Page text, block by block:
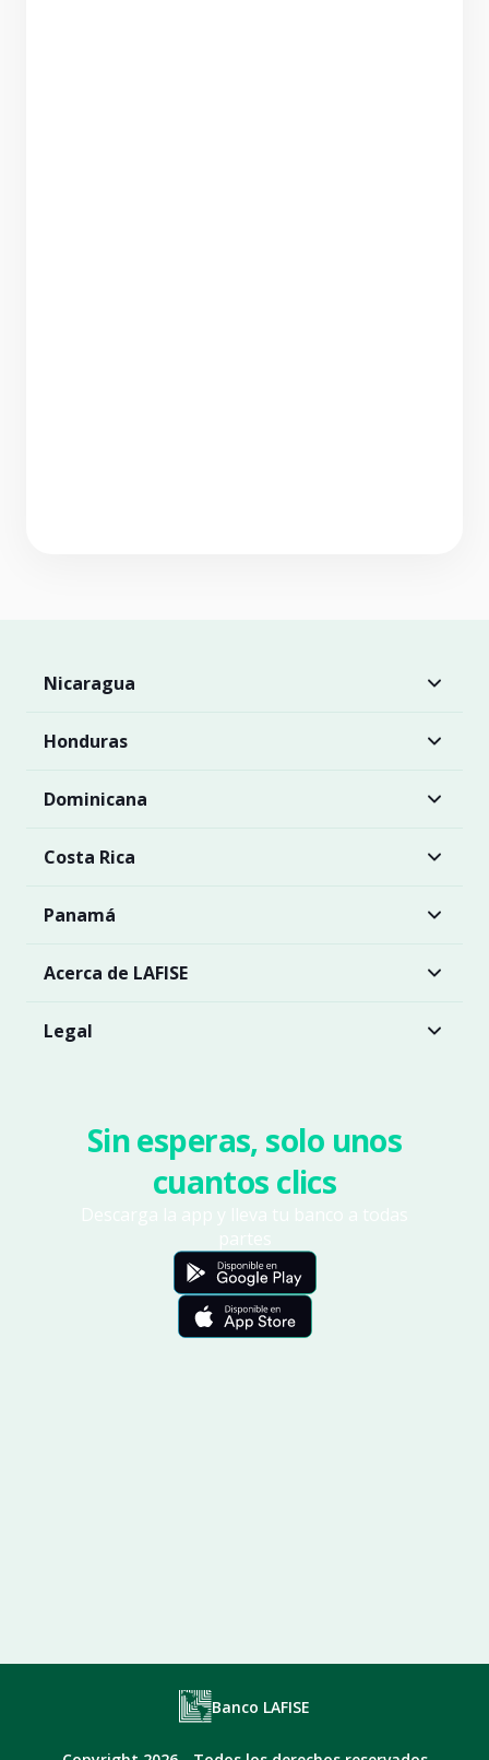
Nicaragua
Honduras
Dominicana
Costa Rica
Panamá
Acerca de LAFISE
Legal
Sin esperas, solo unos
cuantos clics
Banco LAFISE